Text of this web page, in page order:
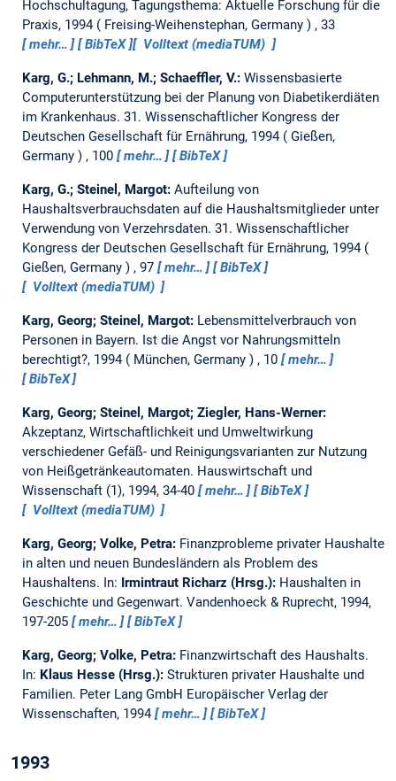
Hochschultagung, Tagungsthema: Aktuelle Forschung für die
Praxis, 1994
Freising-Weihenstephan, Germany
, 33
mehr…
BibTeX Volltext (mediaTUM)
Karg, G.; Lehmann, M.; Schaeffler, V.: Wissensbasierte
Computerunterstützung bei der Planung von Diabetikerdiäten
im Krankenhaus. 31. Wissenschaftlicher Kongress der
Deutschen Gesellschaft für Ernährung, 1994
Gießen,
Germany
, 100 mehr… BibTeX
Karg, G.; Steinel, Margot: Aufteilung von
Haushaltsverbrauchsdaten auf die Haushaltsmitglieder unter
Verwendung von Verzehrsdaten. 31. Wissenschaftlicher
Kongress der Deutschen Gesellschaft für Ernährung, 1994
Gießen, Germany
, 97 mehr…
BibTeX
Volltext (mediaTUM)
Karg, Georg; Steinel, Margot: Lebensmittelverbrauch von
Personen in Bayern. Ist die Angst vor Nahrungsmitteln
berechtigt?, 1994
München, Germany , 10
mehr…
BibTeX
Karg, Georg; Steinel, Margot; Ziegler, Hans-Werner:
Akzeptanz, Wirtschaftlichkeit und Umweltwirkung
verschiedener Gefäß- und Reinigungsvarianten zur Nutzung
von Heißgetränkeautomaten. Hauswirtschaft und
Wissenschaft (1), 1994, 34-40
mehr…
BibTeX
Volltext (mediaTUM)
Karg, Georg; Volke, Petra: Finanzprobleme privater Haushalte
in alten und neuen Bundesländern als Problem des
Haushaltens. In: Irmintraut Richarz (Hrsg.): Haushalten in
Geschichte und Gegenwart. Vandenhoeck & Ruprecht, 1994,
197-205
mehr… BibTeX
Karg, Georg; Volke, Petra: Finanzwirtschaft des Haushalts.
In: Klaus Hesse (Hrsg.): Strukturen privater Haushalte und
Familien. Peter Lang GmbH Europäischer Verlag der
Wissenschaften, 1994
mehr… BibTeX
1993